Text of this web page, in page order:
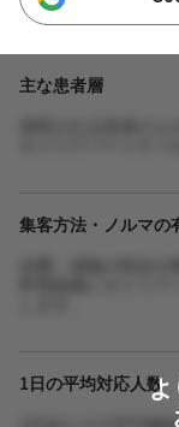
主な患者層
集客方法・ノルマの
1日の平均対応人数